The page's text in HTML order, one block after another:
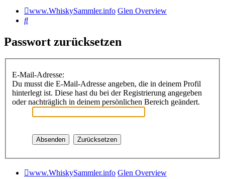
www.WhiskySammler.info Glen Overview
Suche
Passwort zurücksetzen
E-Mail-Adresse:
Du musst die E-Mail-Adresse angeben, die in deinem Profil
hinterlegt ist. Diese hast du bei der Registrierung angegeben
oder nachträglich in deinem persönlichen Bereich geändert.
www.WhiskySammler.info Glen Overview